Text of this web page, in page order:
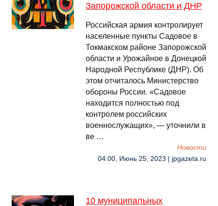
Запорожской области и ДНР
Российская армия контролирует
населенные пункты Садовое в
Токмакском районе Запорожской
области и Урожайное в Донецкой
Народной Республике (ДНР). Об
этом отчиталось Министерство
обороны России. «Садовое
находится полностью под
контролем российских
военнослужащих», — уточнили в
ве …
Новости
04:00, Июнь 25, 2023 | jpgazeta.ru
10 муниципальных